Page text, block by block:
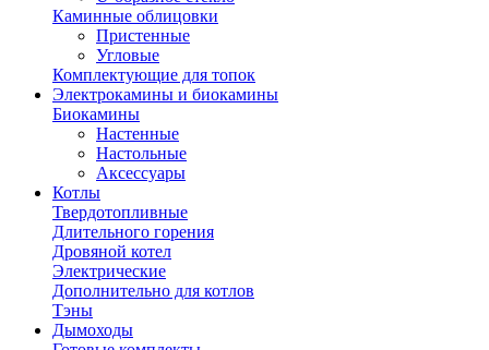
Каминные облицовки
Пристенные
Угловые
Комплектующие для топок
Электрокамины и биокамины
Биокамины
Настенные
Настольные
Аксессуары
Котлы
Твердотопливные
Длительного горения
Дровяной котел
Электрические
Дополнительно для котлов
Тэны
Дымоходы